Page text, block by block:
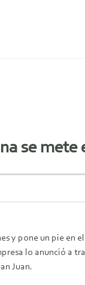
se mete
y pone un pie
lo anunció a
Juan.